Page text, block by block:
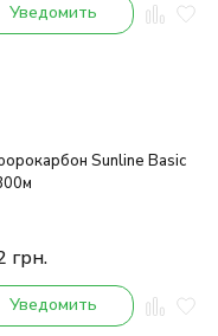
Уведомить
Sunline Basic
грн.
Уведомить